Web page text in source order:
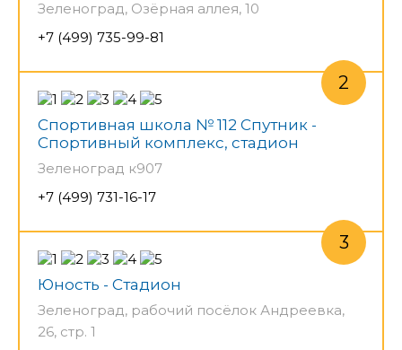
Зеленоград, Озёрная аллея, 10
+7 (499) 735-99-81
Спортивная школа № 112 Спутник -
Спортивный комплекс, стадион
Зеленоград к907
+7 (499) 731-16-17
Юность - Стадион
Зеленоград, рабочий посёлок Андреевка,
26, стр. 1